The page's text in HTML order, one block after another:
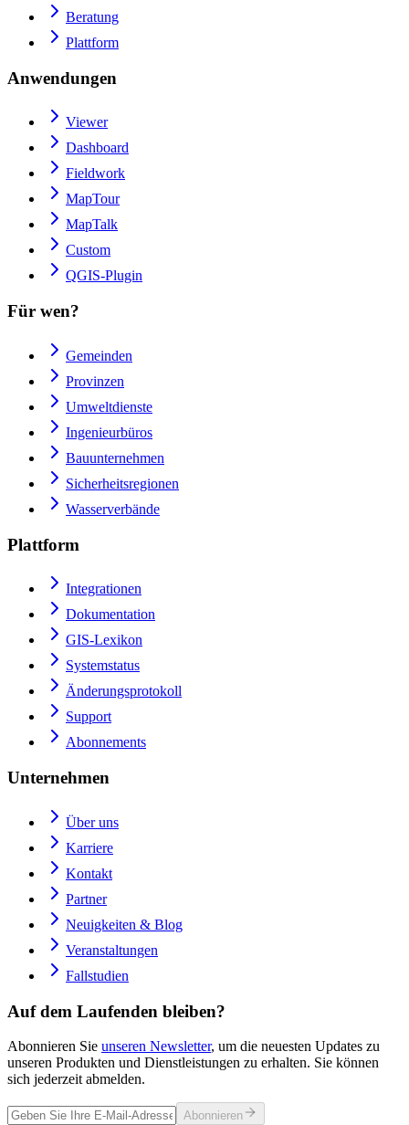
Beratung
Plattform
Anwendungen
Viewer
Dashboard
Fieldwork
MapTour
MapTalk
Custom
QGIS-Plugin
Für wen?
Gemeinden
Provinzen
Umweltdienste
Ingenieurbüros
Bauunternehmen
Sicherheitsregionen
Wasserverbände
Plattform
Integrationen
Dokumentation
GIS-Lexikon
Systemstatus
Änderungsprotokoll
Support
Abonnements
Unternehmen
Über uns
Karriere
Kontakt
Partner
Neuigkeiten & Blog
Veranstaltungen
Fallstudien
Auf dem Laufenden bleiben?
Abonnieren Sie unseren Newsletter, um die neuesten Updates zu
unseren Produkten und Dienstleistungen zu erhalten. Sie können
sich jederzeit abmelden.
Abonnieren